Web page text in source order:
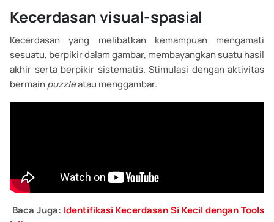
Kecerdasan visual-spasial
Kecerdasan yang melibatkan kemampuan mengamati
sesuatu, berpikir dalam gambar, membayangkan suatu hasil
akhir serta berpikir sistematis. Stimulasi dengan aktivitas
bermainpuzzleatau menggambar.
Baca Juga: Identifikasi Kecerdasan Si Kecil dengan Tools